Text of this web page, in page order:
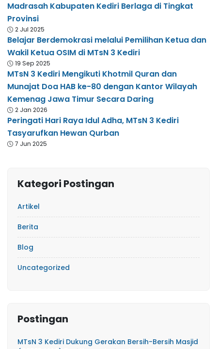
Madrasah Kabupaten Kediri Berlaga di Tingkat
Provinsi
2 Jul 2025
Belajar Berdemokrasi melalui Pemilihan Ketua dan
Wakil Ketua OSIM di MTsN 3 Kediri
19 Sep 2025
MTsN 3 Kediri Mengikuti Khotmil Quran dan
Munajat Doa HAB ke-80 dengan Kantor Wilayah
Kemenag Jawa Timur Secara Daring
2 Jan 2026
Peringati Hari Raya Idul Adha, MTsN 3 Kediri
Tasyarufkan Hewan Qurban
7 Jun 2025
Kategori Postingan
Artikel
Berita
Blog
Uncategorized
Postingan
MTsN 3 Kediri Dukung Gerakan Bersih-Bersih Masjid